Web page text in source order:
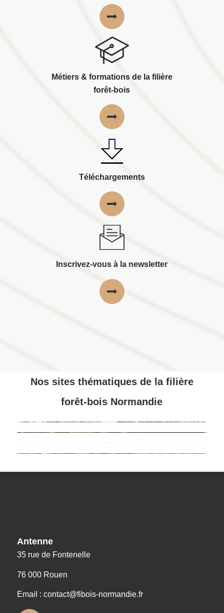
Métiers & formations de la filière
forêt-bois
Téléchargements
Inscrivez-vous à la newsletter
Nos sites thématiques de la filière
forêt-bois Normandie
Antenne
35 rue de Fontenelle
76 000 Rouen
Email : contact@fibois-normandie.fr